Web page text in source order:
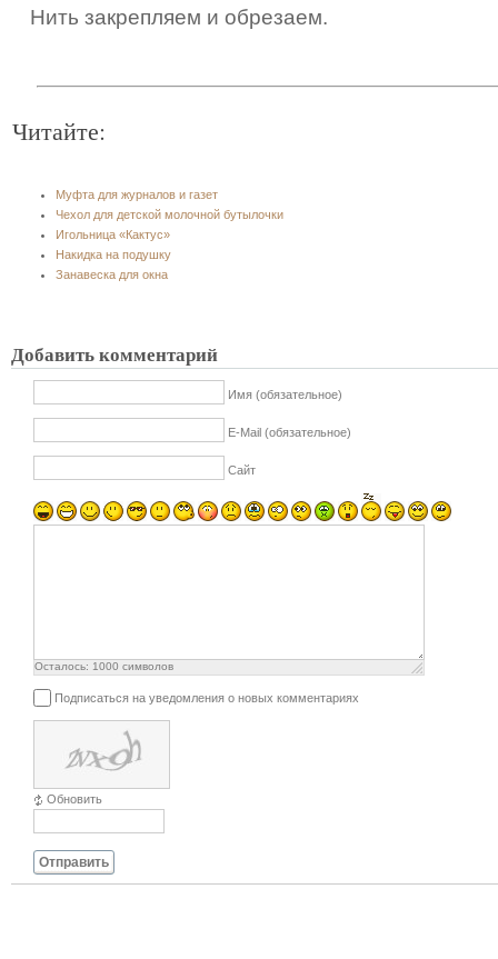
Нить закрепляем и обрезаем.
Читайте:
Муфта для журналов и газет
Чехол для детской молочной бутылочки
Игольница «Кактус»
Накидка на подушку
Занавеска для окна
Добавить комментарий
Имя (обязательное)
E-Mail (обязательное)
Сайт
Осталось: 1000 символов
Подписаться на уведомления о новых комментариях
Обновить
Отправить